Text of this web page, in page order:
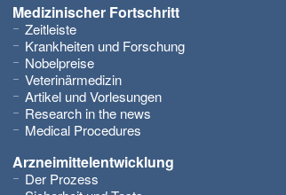
Medizinischer Fortschritt
Zeitleiste
Krankheiten und Forschung
Nobelpreise
Veterinärmedizin
Artikel und Vorlesungen
Research in the news
Medical Procedures
Arzneimittelentwicklung
Der Prozess